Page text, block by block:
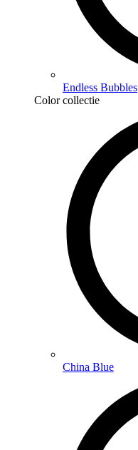
Endless Bubbles
Color collectie
China Blue